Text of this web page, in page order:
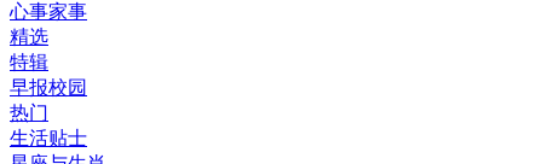
心事家事
精选
特辑
早报校园
热门
生活贴士